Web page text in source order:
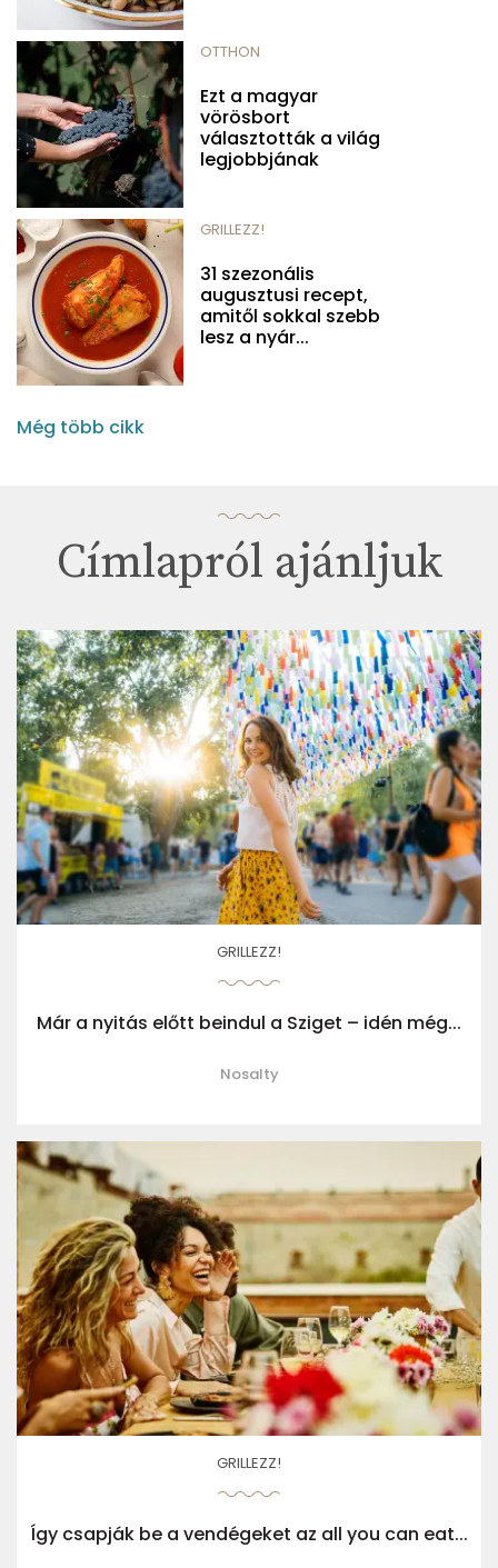
OTTHON
Ezt a magyar
vörösbort
választották a világ
legjobbjának
GRILLEZZ!
31 szezonális
augusztusi recept,
amitől sokkal szebb
lesz a nyár...
Még több cikk
Címlapról ajánljuk
GRILLEZZ!
Már a nyitás előtt beindul a Sziget – idén még...
Nosalty
GRILLEZZ!
Így csapják be a vendégeket az all you can eat...